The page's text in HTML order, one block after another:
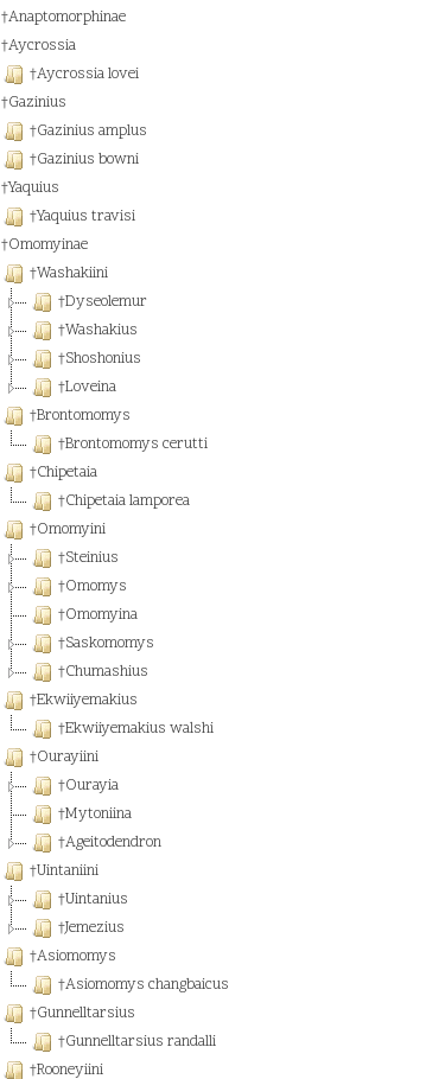
†Anaptomorphinae
†Aycrossia
†Aycrossia lovei
†Gazinius
†Gazinius amplus
†Gazinius bowni
†Yaquius
†Yaquius travisi
†Omomyinae
†Washakiini
†Dyseolemur
†Washakius
†Shoshonius
†Loveina
†Brontomomys
†Brontomomys cerutti
†Chipetaia
†Chipetaia lamporea
†Omomyini
†Steinius
†Omomys
†Omomyina
†Saskomomys
†Chumashius
†Ekwiiyemakius
†Ekwiiyemakius walshi
†Ourayiini
†Ourayia
†Mytoniina
†Ageitodendron
†Uintaniini
†Uintanius
†Jemezius
†Asiomomys
†Asiomomys changbaicus
†Gunnelltarsius
†Gunnelltarsius randalli
†Rooneyiini